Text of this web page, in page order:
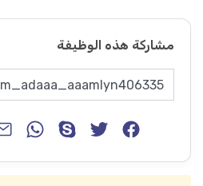
مشاركة هذه الوظيفة